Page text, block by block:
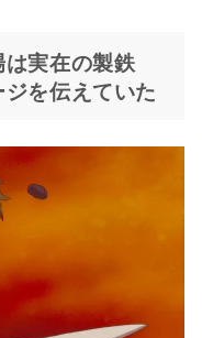
は実在の製鉄
を伝えていた